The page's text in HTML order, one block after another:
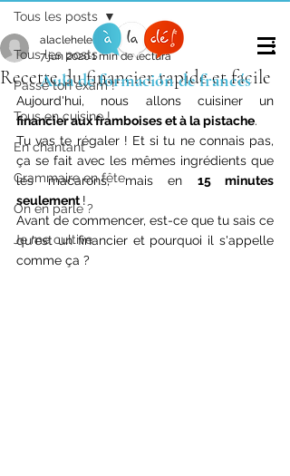
Aula de formación de francés
Tous les posts
Passe ton exam !
Tous en cuisine !
En chantant
Grammaire en fête
On en parle ?
Je me cultive
Tous les posts
Recette du financier rapide et facile
alaclehelene
7 jun 20201 min de lectura
financier aux framboises et à la pistache.
Tu vas te régaler ! Et si tu ne connais pas,
ça se fait avec les mêmes ingrédients que
les macarons, mais en 15 minutes
seulement !
Avant de commencer, est-ce que tu sais ce
qu'est un financier et pourquoi il s'appelle
comme ça ?